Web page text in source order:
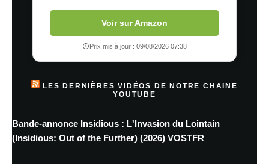
Voir sur Amazon
Prix mis à jour : 09/08/2026 07:38
LES DERNIÈRES VIDÉOS DE NOTRE CHAINE
YOUTUBE
Bande-annonce Insidious : L'Invasion du Lointain
(Insidious: Out of the Further) (2026) VOSTFR